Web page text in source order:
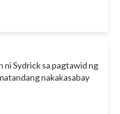
ni Sydrick sa pagtawid ng
nakakasabay